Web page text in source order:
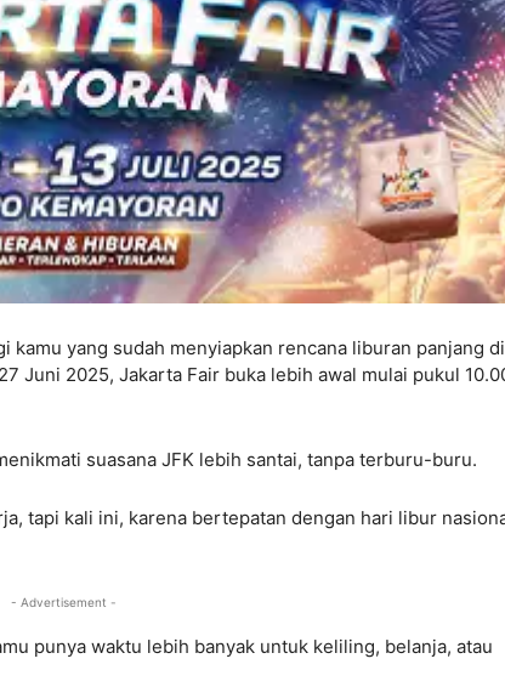
kamu yang sudah menyiapkan rencana liburan panjang di
Juni 2025, Jakarta Fair buka lebih awal mulai pukul
suasana JFK lebih santai, tanpa terburu-buru.
tapi kali ini, karena bertepatan dengan hari libur
- Advertisement -
punya waktu lebih banyak untuk keliling, belanja, atau